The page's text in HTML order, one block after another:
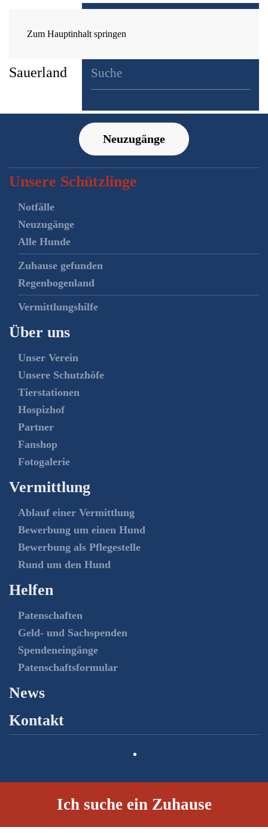
Zum Hauptinhalt springen
Neuzugänge
Unsere Schützlinge
Notfälle
Neuzugänge
Alle Hunde
Zuhause gefunden
Regenbogenland
Vermittlungshilfe
Über uns
Unser Verein
Unsere Schutzhöfe
Tierstationen
Hospizhof
Partner
Fanshop
Fotogalerie
Vermittlung
Ablauf einer Vermittlung
Bewerbung um einen Hund
Bewerbung als Pflegestelle
Rund um den Hund
Helfen
Patenschaften
Geld- und Sachspenden
Spendeneingänge
Patenschaftsformular
News
Kontakt
Ich suche ein Zuhause